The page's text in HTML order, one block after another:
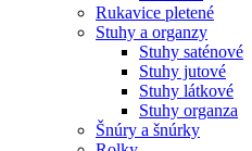
Rukavice pletené
Stuhy a organzy
Stuhy saténové
Stuhy jutové
Stuhy látkové
Stuhy organza
Šnúry a šnúrky